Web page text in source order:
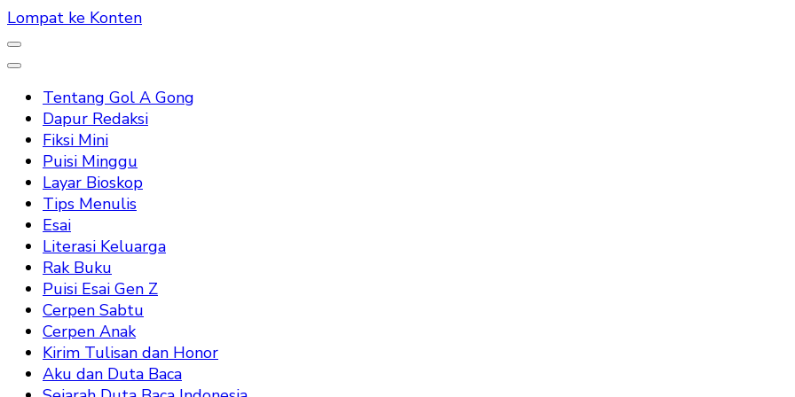
Lompat ke Konten
Tentang Gol A Gong
Dapur Redaksi
Fiksi Mini
Puisi Minggu
Layar Bioskop
Tips Menulis
Esai
Literasi Keluarga
Rak Buku
Puisi Esai Gen Z
Cerpen Sabtu
Cerpen Anak
Kirim Tulisan dan Honor
Aku dan Duta Baca